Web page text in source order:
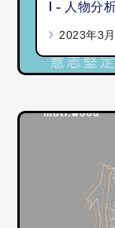
I - 人物分
2023年3